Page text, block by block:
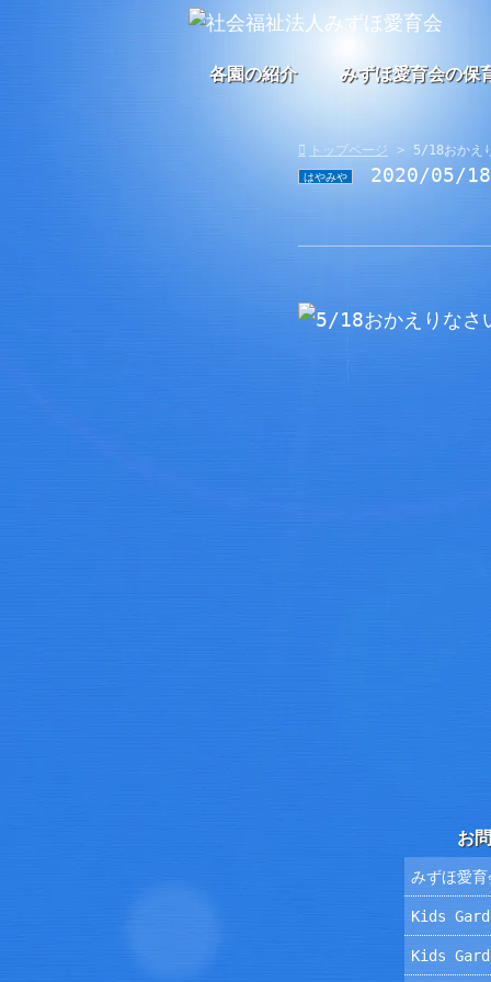
各園の紹介 みずほ愛育会の保
トップページ 5/18おかえ
はやみや 2020/05/18
お
みずほ愛育
Kids
Kids